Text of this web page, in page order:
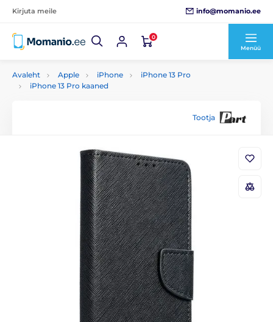
Kirjuta meile info@momanio.ee
0
Menüü
Avaleht Apple iPhone
iPhone 13 Pro
iPhone 13 Pro kaaned
Tootja